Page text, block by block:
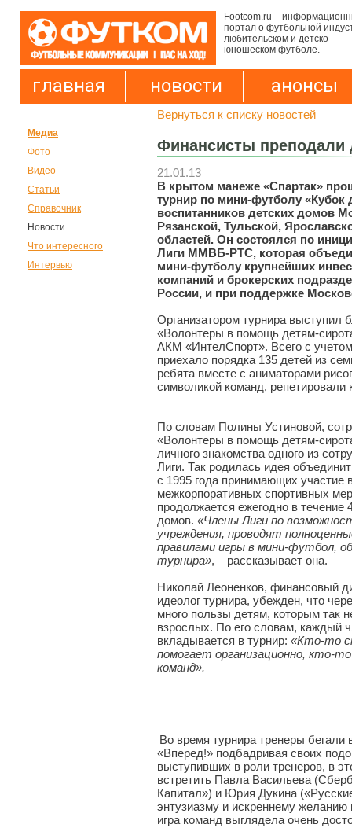
Footcom.ru –
портал о футбольной
любительском и детско-
юношеском футболе.
главная новости анонсы
Медиа
Фото
Видео
Статьи
Справочник
Новости
Что интересного
Интервью
Вернуться к списку новостей
Финансисты преподали
21.01.13
В крытом манеже «Спартак»
турнир по мини-футболу «Кубок
воспитанников детских домов
Рязанской, Тульской,
областей. Он состоялся по
Лиги ММВБ-РТС, которая
мини-футболу крупнейших
компаний и брокерских
России, и при поддержке
Организатором турнира выступил
«Волонтеры в помощь детям-
АКМ «ИнтелСпорт». Всего с
приехало порядка 135 детей из
ребята вместе с аниматорами
символикой команд, репетировали
По словам Полины Устиновой,
«Волонтеры в помощь детям-
личного знакомства одного из
Лиги. Так родилась идея
с 1995 года принимающих участие
межкорпоративных спортивных
продолжается ежегодно в
домов. «Члены Лиги по
учреждения, проводят
правилами игры в мини-футбол,
турнира», – рассказывает она.
Николай Леоненков, финансовый
идеолог турнира, убежден, что
много пользы детям, которым так
взрослых. По его словам, каждый
вкладывается в турнир: «Кто-то
помогает организационно, кто-
команд».
Во время турнира тренеры бегали
«Вперед!» подбадривая своих
выступивших в роли тренеров, в
встретить Павла Васильева
Капитал») и Юрия Дукина
энтузиазму и искреннему
игра команд выглядела очень